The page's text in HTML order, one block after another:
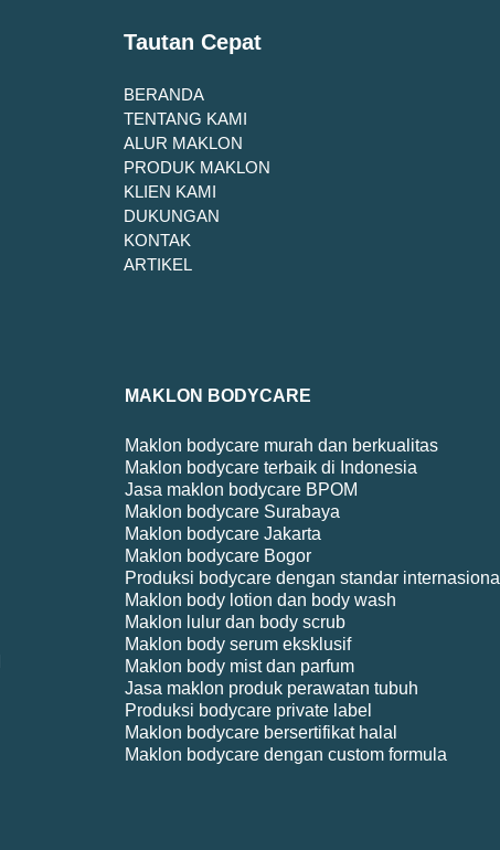
Tautan Cepat
BERANDA
TENTANG KAMI
ALUR MAKLON
PRODUK MAKLON
KLIEN KAMI
DUKUNGAN
KONTAK
ARTIKEL
MAKLON BODYCARE
Maklon bodycare murah dan berkualitas
Maklon bodycare terbaik di Indonesia
Jasa maklon bodycare BPOM
Maklon bodycare Surabaya
Maklon bodycare Jakarta
Maklon bodycare Bogor
Produksi bodycare dengan standar internasional
Maklon body lotion dan body wash
Maklon lulur dan body scrub
Maklon body serum eksklusif
Maklon body mist dan parfum
Jasa maklon produk perawatan tubuh
Produksi bodycare private label
Maklon bodycare bersertifikat halal
Maklon bodycare dengan custom formula